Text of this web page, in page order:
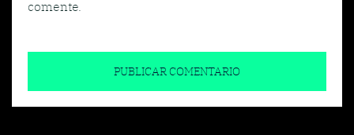
comente.